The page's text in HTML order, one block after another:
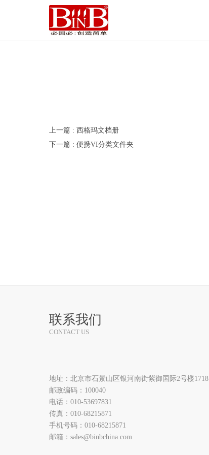
上一篇 : 西格玛文档册
下一篇 : 便携VI分类文件夹
联系我们
CONTACT US
地址：北京市石景山区银河南街紫御国际2号楼1718
邮政编码：100040
电话：010-53697831
传真：010-68215871
手机号码：010-68215871
邮箱：sales@binbchina.com